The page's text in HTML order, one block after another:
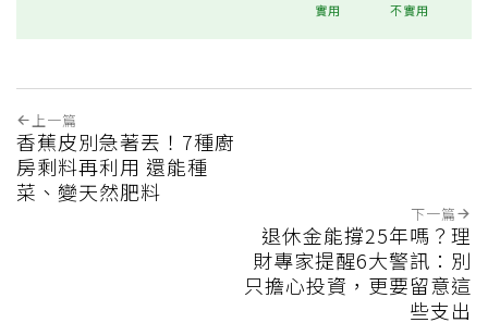
實用 不實用
上一篇
香蕉皮別急著丟！7種廚
房剩料再利用 還能種
菜、變天然肥料
下一篇
退休金能撐25年嗎？理
財專家提醒6大警訊：別
只擔心投資，更要留意這
些支出